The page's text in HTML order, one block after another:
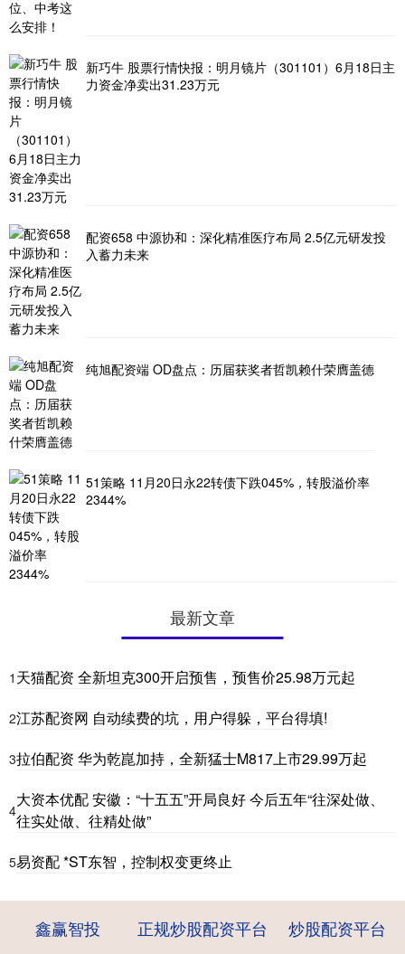
新巧牛 股票行情快报：明月镜片（301101）6月18日主
力资金净卖出31.23万元
配资658 中源协和：深化精准医疗布局 2.5亿元研发投
入蓄力未来
纯旭配资端 OD盘点：历届获奖者哲凯赖什荣膺盖德
51策略 11月20日永22转债下跌045%，转股溢价率
2344%
最新文章
1 天猫配资 全新坦克300开启预售，预售价25.98万元起
2江苏配资网 自动续费的坑，用户得躲，平台得填!
3拉伯配资 华为乾崑加持，全新猛士M817上市29.99万起
4
大资本优配 安徽：“十五五”开局良好 今后五年“往深处做、
往实处做、往精处做”
5易资配 *ST东智，控制权变更终止
鑫赢智投 正规炒股配资平台 炒股配资平台